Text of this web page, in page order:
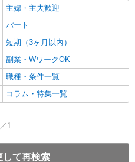
主婦・主夫歓迎
パート
短期（3ヶ月以内）
副業・WワークOK
職種・条件一覧
コラム・特集一覧
1
して再検索